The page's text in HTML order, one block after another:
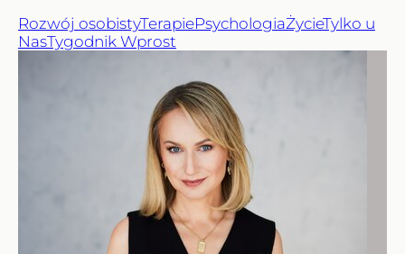
Rozwój osobistyTerapiePsychologiaŻycieTylko u
NasTygodnik Wprost